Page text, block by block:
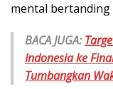
mental bertanding
BACA JUGA:
Indonesia ke
Tumbangkan